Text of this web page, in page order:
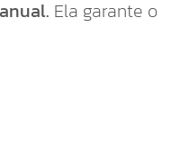
Ela garante o